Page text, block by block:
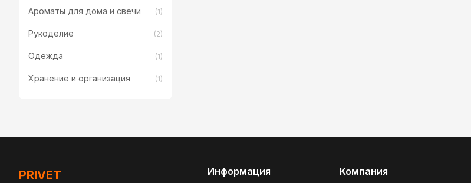
Ароматы для дома и свечи (1)
Рукоделие (2)
Одежда (1)
Хранение и организация (1)
PRIVET Информация Компания